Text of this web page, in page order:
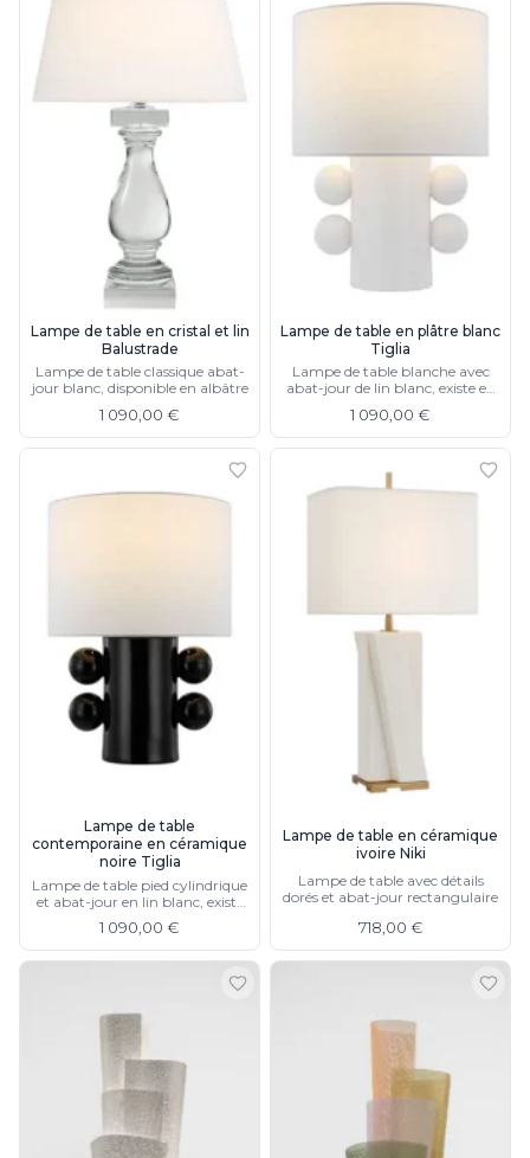
Lampe de table en cristal et lin
Balustrade
Lampe de table classique abat-
jour blanc, disponible en albâtre
1 090,00 €
Lampe de table en plâtre blanc
Tiglia
Lampe de table blanche avec
abat-jour de lin blanc, existe en
1 090,00 €
Lampe de table
contemporaine en céramique
noire Tiglia
Lampe de table pied cylindrique
et abat-jour en lin blanc, existe
1 090,00 €
Lampe de table en céramique
ivoire Niki
Lampe de table avec détails
dorés et abat-jour rectangulaire
718,00 €